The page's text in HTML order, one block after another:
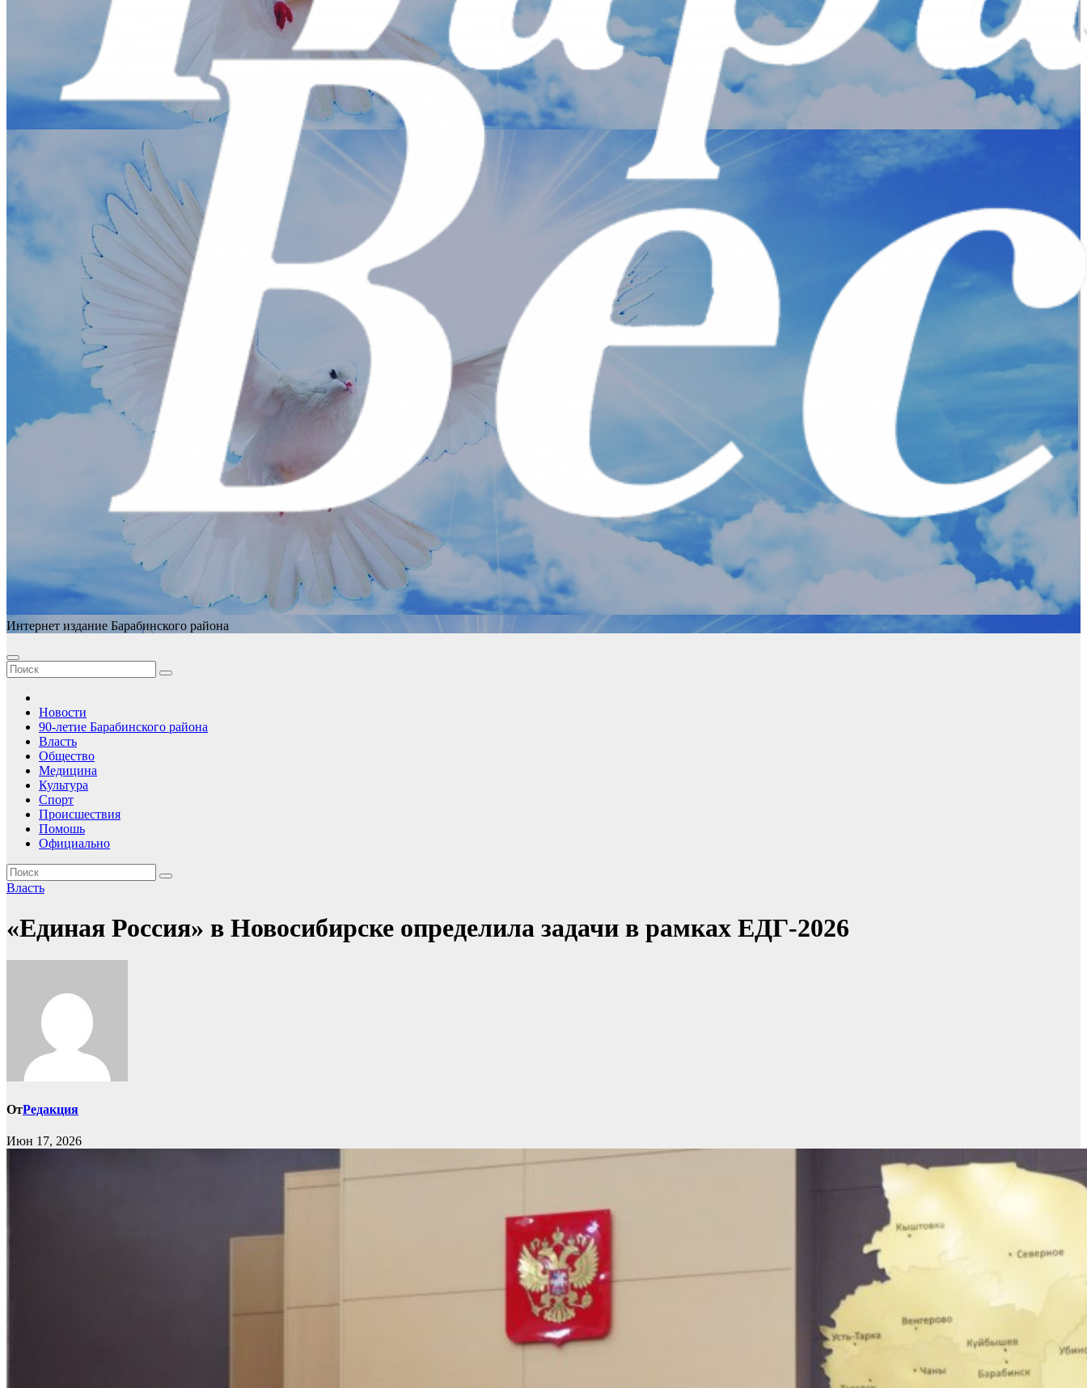
Интернет издание Барабинского района
Новости
90-летие Барабинского района
Власть
Общество
Медицина
Культура
Спорт
Происшествия
Помошь
Официально
Власть
«Единая Россия» в Новосибирске определила задачи в рамках ЕДГ-2026
ОтРедакция
Июн 17, 2026